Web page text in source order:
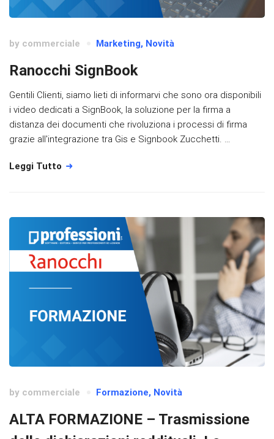
by commerciale Marketing, Novità
Ranocchi SignBook
Gentili Clienti, siamo lieti di informarvi che sono ora disponibili
i video dedicati a SignBook, la soluzione per la firma a
distanza dei documenti che rivoluziona i processi di firma
grazie all'integrazione tra Gis e Signbook Zucchetti. …
Leggi Tutto
by commerciale Formazione, Novità
ALTA FORMAZIONE – Trasmissione